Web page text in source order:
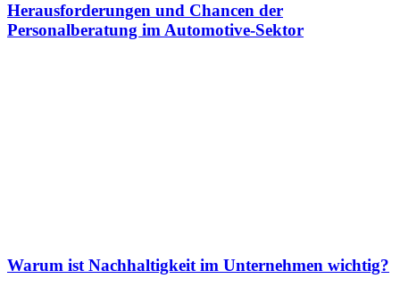
Herausforderungen und Chancen der
Personalberatung im Automotive-Sektor
Warum ist Nachhaltigkeit im Unternehmen wichtig?